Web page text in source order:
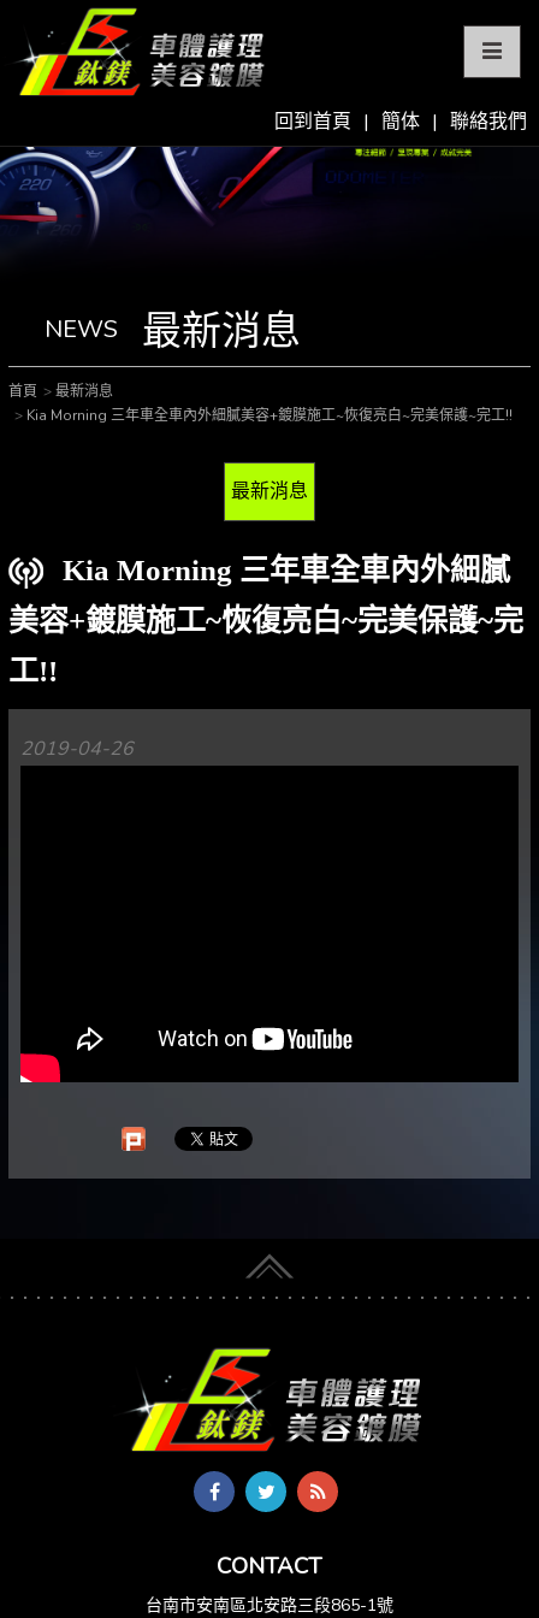
回到首頁 | 簡体 | 聯絡我們
NEWS 最新消息
首頁
最新消息
Kia Morning 三年車全車內外細膩美容+鍍膜施工~恢復亮白~完美保護~完工!!
最新消息
Kia Morning 三年車全車內外細膩
美容+鍍膜施工~恢復亮白~完美保護~完
工!!
2019-04-26
CONTACT
台南市安南區北安路三段865-1號